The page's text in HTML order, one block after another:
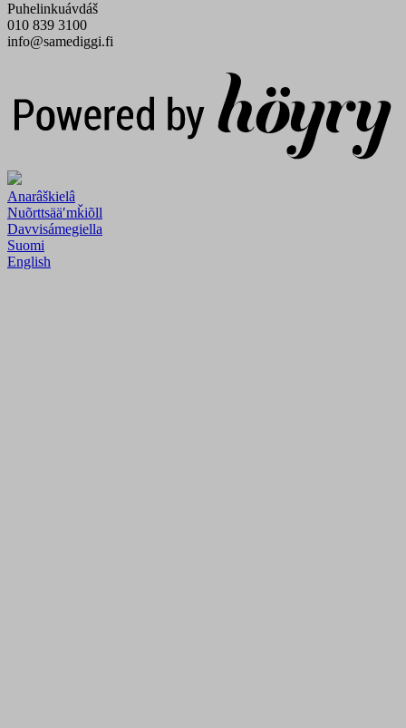
Puhelinkuávdáš
010 839 3100
info@samediggi.fi
Anarâškielâ
Nuõrttsääʹmǩiõll
Davvisámegiella
Suomi
English